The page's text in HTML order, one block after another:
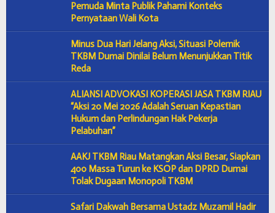
Pemuda Minta Publik Pahami Konteks
Pernyataan Wali Kota
Minus Dua Hari Jelang Aksi, Situasi Polemik
TKBM Dumai Dinilai Belum Menunjukkan Titik
Reda
ALIANSI ADVOKASI KOPERASI JASA TKBM RIAU
“Aksi 20 Mei 2026 Adalah Seruan Kepastian
Hukum dan Perlindungan Hak Pekerja
Pelabuhan”
AAKJ TKBM Riau Matangkan Aksi Besar, Siapkan
400 Massa Turun ke KSOP dan DPRD Dumai
Tolak Dugaan Monopoli TKBM
Safari Dakwah Bersama Ustadz Muzamil Hadir